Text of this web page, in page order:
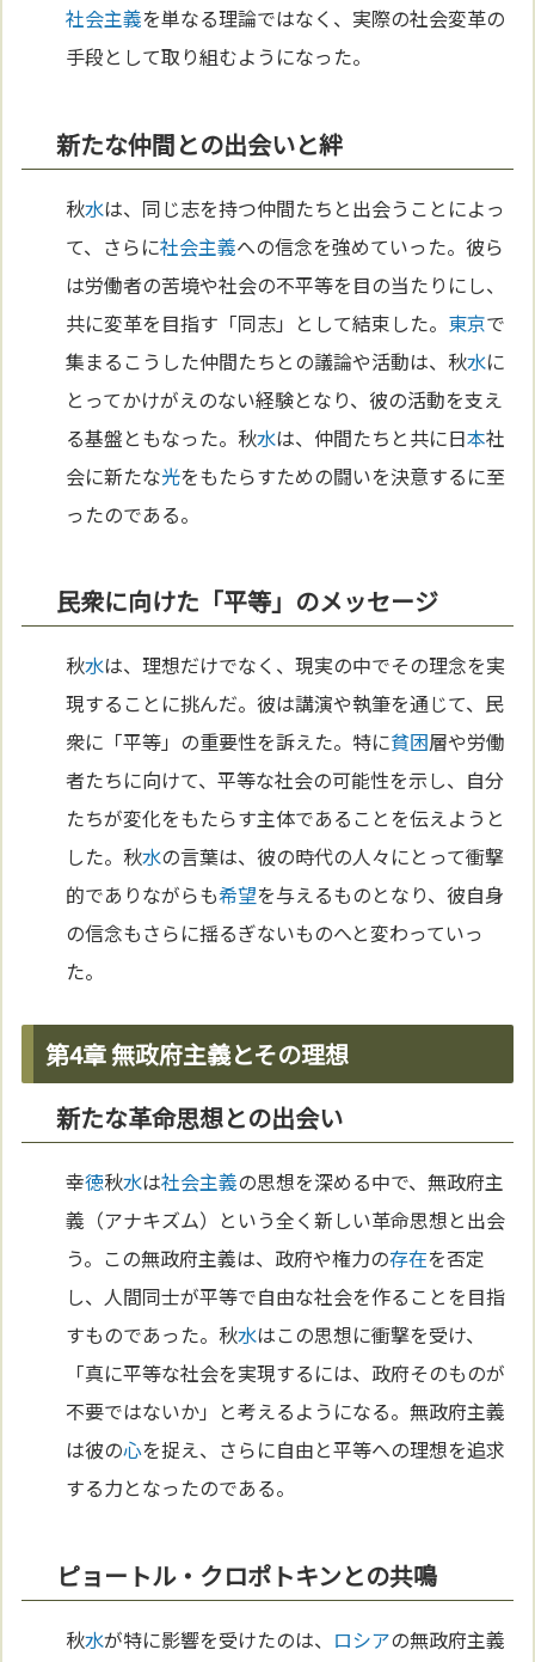
社会主義を単なる理論ではなく、実際の社会変革の
手段として取り組むようになった。
新たな仲間との出会いと絆
秋水は、同じ志を持つ仲間たちと出会うことによっ
て、さらに社会主義への信念を強めていった。彼ら
は労働者の苦境や社会の不平等を目の当たりにし、
共に変革を目指す「同志」として結束した。 東京で
集まるこうした仲間たちとの議論や活動は、秋水に
とってかけがえのない経験となり、彼の活動を支え
る基盤ともなった。秋水は、仲間たちと共に日本社
会に新たな光をもたらすための闘いを決意するに至
ったのである。
民衆に向けた「平等」のメッセージ
秋水は、理想だけでなく、現実の中でその理念を実
現することに挑んだ。彼は講演や執筆を通じて、民
衆に「平等」の重要性を訴えた。特に貧困層や労働
者たちに向けて、平等な社会の可能性を示し、自分
たちが変化をもたらす主体であることを伝えようと
した。秋水の言葉は、彼の時代の人々にとって衝撃
的でありながらも希望を与えるものとなり、彼自身
の信念もさらに揺るぎないものへと変わっていっ
た。
第4章 無政府主義とその理想
新たな革命思想との出会い
幸徳秋水は社会主義の思想を深める中で、無政府主
義（アナキズム）という全く新しい革命思想と出会
う。この無政府主義は、政府や権力の存在を否定
し、人間同士が平等で自由な社会を作ることを目指
すものであった。秋水はこの思想に衝撃を受け、
「真に平等な社会を実現するには、政府そのものが
不要ではないか」と考えるようになる。無政府主義
は彼の心を捉え、さらに自由と平等への理想を追求
する力となったのである。
ピョートル・クロポトキンとの共鳴
秋水が特に影響を受けたのは、 ロシアの無政府主義